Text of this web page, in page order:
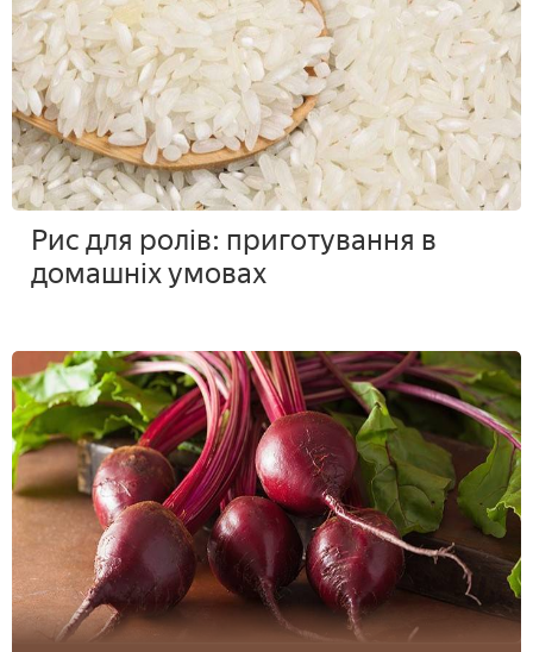
Рис для ролів: приготування в
домашніх умовах